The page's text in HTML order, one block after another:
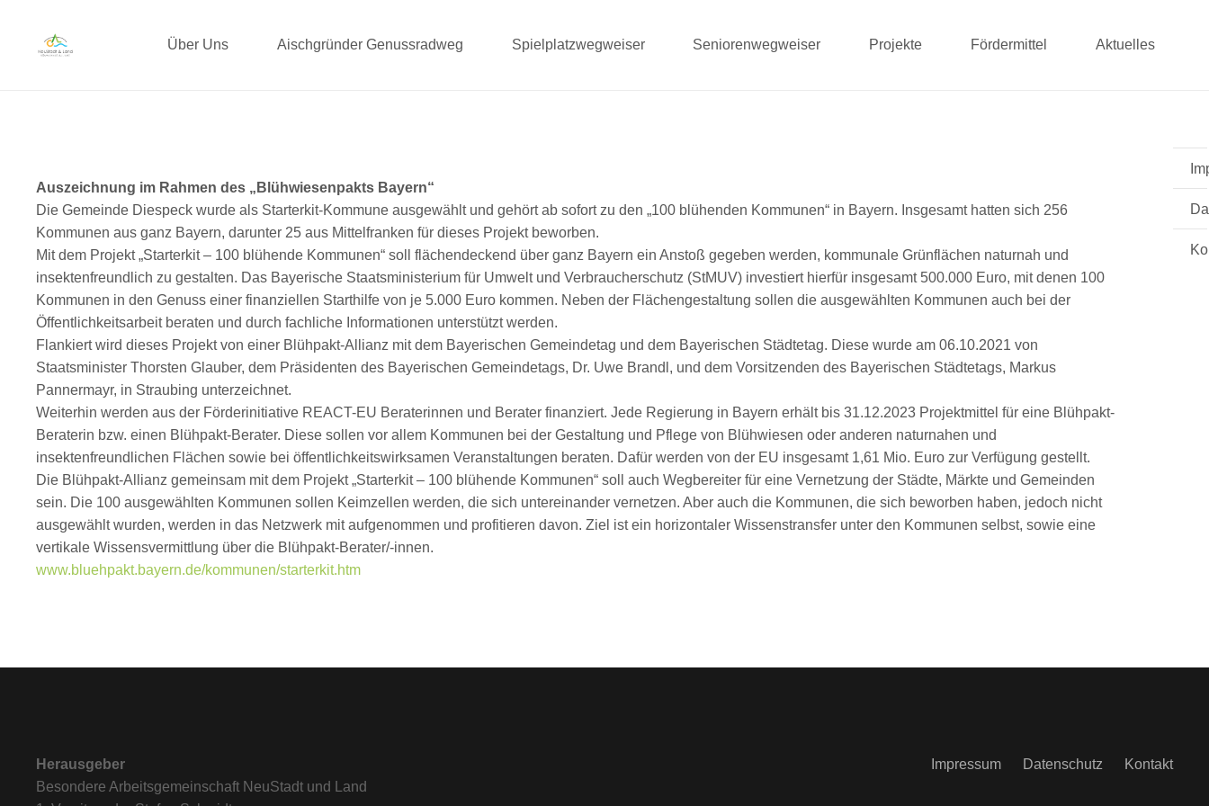
Über Uns Aischgründer Genussradweg Spielplatzwegweiser Seniorenwegweiser Projekte Fördermittel Aktuelles
Auszeichnung im Rahmen des „Blühwiesenpakts Bayern“
Die Gemeinde Diespeck wurde als Starterkit-Kommune ausgewählt und gehört ab sofort zu den „100 blühenden Kommunen“ in Bayern. Insgesamt hatten sich 256
Kommunen aus ganz Bayern, darunter 25 aus Mittelfranken für dieses Projekt beworben.
Mit dem Projekt „Starterkit – 100 blühende Kommunen“ soll flächendeckend über ganz Bayern ein Anstoß gegeben werden, kommunale Grünflächen naturnah und
insektenfreundlich zu gestalten. Das Bayerische Staatsministerium für Umwelt und Verbraucherschutz (StMUV) investiert hierfür insgesamt 500.000 Euro, mit denen 100
Kommunen in den Genuss einer finanziellen Starthilfe von je 5.000 Euro kommen. Neben der Flächengestaltung sollen die ausgewählten Kommunen auch bei der
Öffentlichkeitsarbeit beraten und durch fachliche Informationen unterstützt werden.
Flankiert wird dieses Projekt von einer Blühpakt-Allianz mit dem Bayerischen Gemeindetag und dem Bayerischen Städtetag. Diese wurde am 06.10.2021 von
Staatsminister Thorsten Glauber, dem Präsidenten des Bayerischen Gemeindetags, Dr. Uwe Brandl, und dem Vorsitzenden des Bayerischen Städtetags, Markus
Pannermayr, in Straubing unterzeichnet.
Weiterhin werden aus der Förderinitiative REACT-EU Beraterinnen und Berater finanziert. Jede Regierung in Bayern erhält bis 31.12.2023 Projektmittel für eine Blühpakt-
Beraterin bzw. einen Blühpakt-Berater. Diese sollen vor allem Kommunen bei der Gestaltung und Pflege von Blühwiesen oder anderen naturnahen und
insektenfreundlichen Flächen sowie bei öffentlichkeitswirksamen Veranstaltungen beraten. Dafür werden von der EU insgesamt 1,61 Mio. Euro zur Verfügung gestellt.
Die Blühpakt-Allianz gemeinsam mit dem Projekt „Starterkit – 100 blühende Kommunen“ soll auch Wegbereiter für eine Vernetzung der Städte, Märkte und Gemeinden
sein. Die 100 ausgewählten Kommunen sollen Keimzellen werden, die sich untereinander vernetzen. Aber auch die Kommunen, die sich beworben haben, jedoch nicht
ausgewählt wurden, werden in das Netzwerk mit aufgenommen und profitieren davon. Ziel ist ein horizontaler Wissenstransfer unter den Kommunen selbst, sowie eine
vertikale Wissensvermittlung über die Blühpakt-Berater/-innen.
www.bluehpakt.bayern.de/kommunen/starterkit.htm
Herausgeber
Besondere Arbeitsgemeinschaft NeuStadt und Land
Impressum Datenschutz Kontakt